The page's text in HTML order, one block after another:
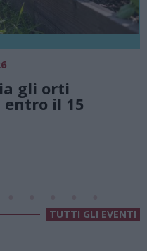
18 Luglio 2026 - 15
natura e
Lago di
TUTTI GLI EVENTI